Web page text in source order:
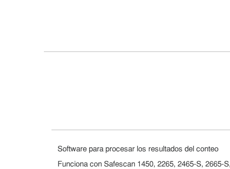
Software para procesar los resultados del conteo
Funciona con Safescan 1450, 2265, 2465-S, 2665-